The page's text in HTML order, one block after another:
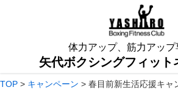
体力アップ、筋力アップ
矢代ボクシングフィット
TOP > キャンペーン > 春目前新生活応援キャ